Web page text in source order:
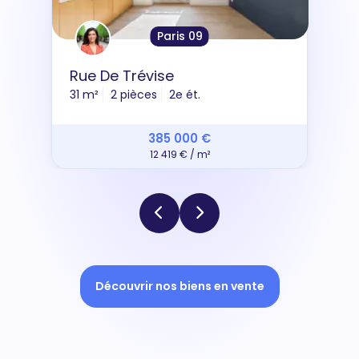
Paris 09
Rue De Trévise
31 m² 2 pièces 2e ét.
385 000 €
12 419 € / m²
Découvrir nos biens en vente